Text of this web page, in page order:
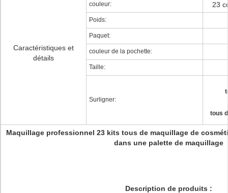
Caractéristiques et
détails
couleur: 23
Poids:
Paquet:
couleur de la pochette:
Taille:
Surligner:
tous
Maquillage professionnel 23 kits tous de maquillage de
dans une palette de maquillage
Description de produits :